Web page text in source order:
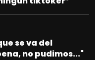
se va del
no pudimos..."